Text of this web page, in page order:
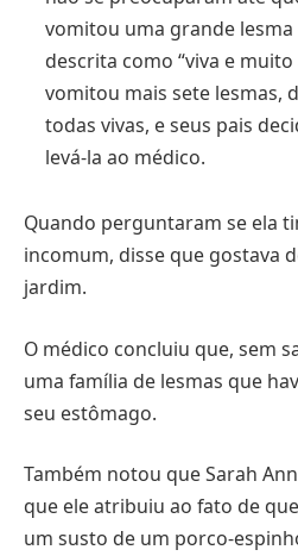
vomitou uma grande
descrita como “viva e
vomitou mais sete lesmas,
todas vivas, e seus pais
levá-la ao médico.
Quando perguntaram se ela
incomum, disse que gostava
jardim.
O médico concluiu que, sem
uma família de lesmas que
seu estômago.
Também notou que Sarah
que ele atribuiu ao fato de
um susto de um porco-